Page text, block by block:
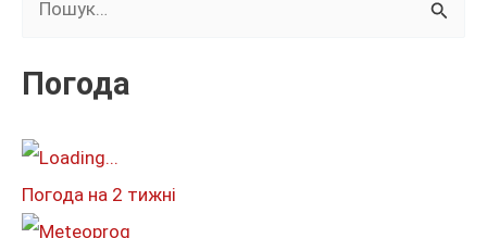
к
т
:
Погода
Погода на 2 тижні